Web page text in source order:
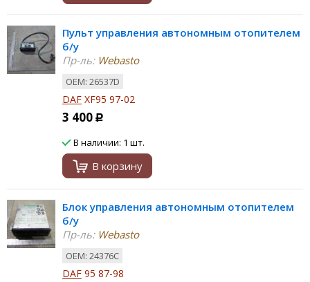
Пульт управления автономным отопителем
б/у
Пр-ль:Webasto
ОЕМ: 26537D
DAF XF95 97-02
3 400 Р
В наличии: 1 шт.
В корзину
Блок управления автономным отопителем
б/у
Пр-ль:Webasto
ОЕМ: 24376C
DAF 95 87-98